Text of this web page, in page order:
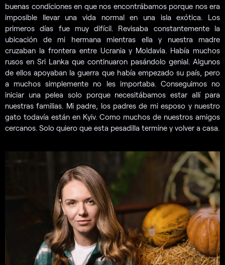
buenas condiciones en que nos encontrábamos porque nos era
imposible llevar una vida normal en una isla exótica. Los
primeros días fue muy difícil. Revisaba constantemente la
ubicación de mi hermana mientras ella y nuestra madre
cruzaban la frontera entre Ucrania y Moldavia. Había muchos
rusos en Sri Lanka que continuaron pasándolo genial. Algunos
de ellos apoyaban la guerra que había empezado su país, pero
a muchos simplemente no les importaba. Conseguimos no
iniciar una pelea solo porque necesitábamos estar allí para
nuestras familias. Mi padre, los padres de mi esposo y nuestro
gato todavía están en Kyiv. Como muchos de nuestros amigos
cercanos. Solo quiero que esta pesadilla termine y volver a casa.